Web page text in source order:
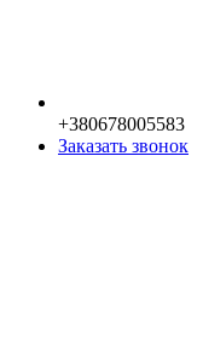
+380678005583
Заказать звонок